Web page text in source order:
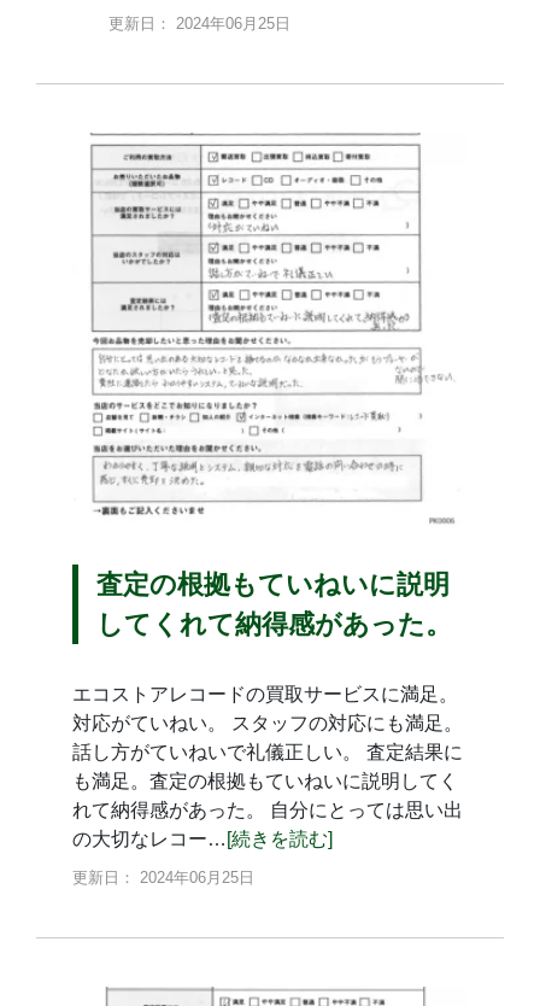
更新日： 2024年06月25日
査定の根拠もていねいに説明
してくれて納得感があった。
エコストアレコードの買取サービスに満足。
対応がていねい。 スタッフの対応にも満足。
話し方がていねいで礼儀正しい。 査定結果に
も満足。査定の根拠もていねいに説明してく
れて納得感があった。 自分にとっては思い出
の大切なレコー… [続きを読む]
更新日： 2024年06月25日